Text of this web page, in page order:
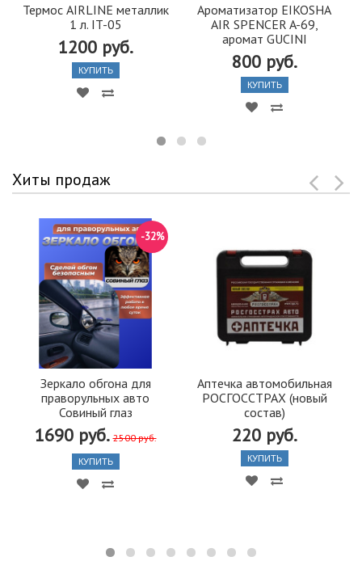
Термос AIRLINE металлик
1 л. IT-05
1200 руб.
КУПИТЬ
Ароматизатор EIKOSHA
AIR SPENCER A-69,
аромат GUCINI
800 руб.
КУПИТЬ
Хиты продаж
Зеркало обгона для
праворульных авто
Совиный глаз
1690 руб. 2500 руб.
-32%
КУПИТЬ
Аптечка автомобильная
РОСГОССТРАХ (новый
состав)
220 руб.
КУПИТЬ